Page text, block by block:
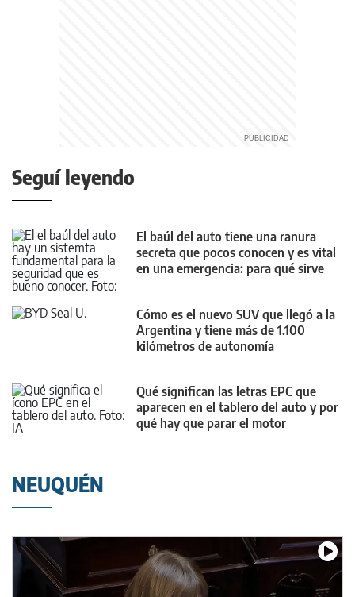
Seguí leyendo
El baúl del auto tiene una ranura
secreta que pocos conocen y es vital
en una emergencia: para qué sirve
Cómo es el nuevo SUV que llegó a la
Argentina y tiene más de 1.100
kilómetros de autonomía
Qué significan las letras EPC que
aparecen en el tablero del auto y por
qué hay que parar el motor
NEUQUÉN